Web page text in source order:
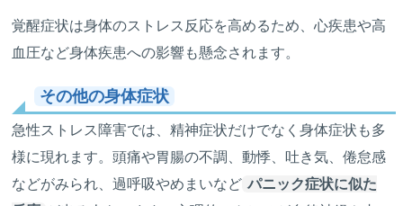
覚醒症状は身体のストレス反応を高めるため、心疾患や高
血圧など身体疾患への影響も懸念されます。
その他の身体症状
急性ストレス障害では、精神症状だけでなく身体症状も多
様に現れます。頭痛や胃腸の不調、動悸、吐き気、倦怠感
などがみられ、過呼吸やめまいなど パニック症状に似た